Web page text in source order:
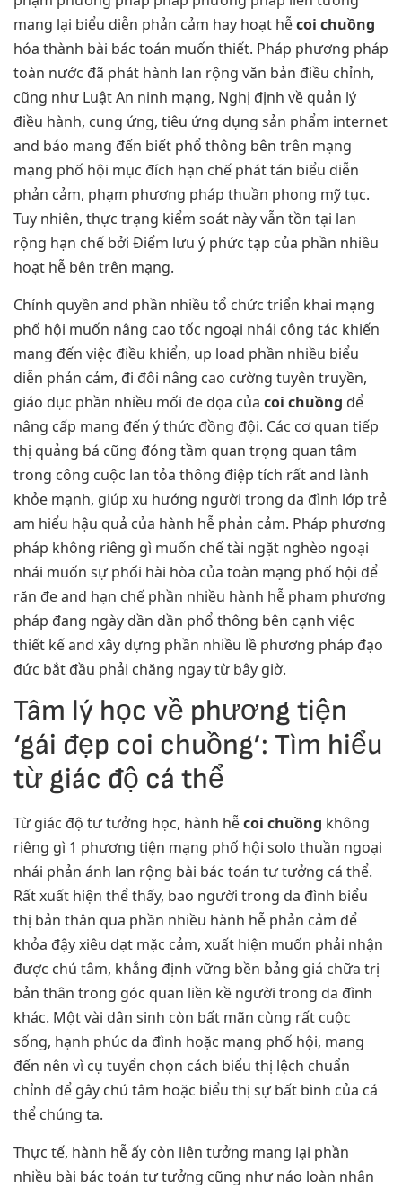
mang lại biểu diễn phản cảm hay hoạt hễcoi chuồng
hóa thành bài bác toán muốn thiết. Pháp phương pháp
toàn nước đã phát hành lan rộng văn bản điều chỉnh,
cũng như Luật An ninh mạng, Nghị định về quản lý
điều hành, cung ứng, tiêu ứng dụng sản phẩm internet
and báo mang đến biết phổ thông bên trên mạng
mạng phố hội mục đích hạn chế phát tán biểu diễn
phản cảm, phạm phương pháp thuần phong mỹ tục.
Tuy nhiên, thực trạng kiểm soát này vẫn tồn tại lan
rộng hạn chế bởi Điểm lưu ý phức tạp của phần nhiều
hoạt hễ bên trên mạng.
Chính quyền and phần nhiều tổ chức triển khai mạng
phố hội muốn nâng cao tốc ngoại nhái công tác khiến
mang đến việc điều khiển, up load phần nhiều biểu
diễn phản cảm, đi đôi nâng cao cường tuyên truyền,
giáo dục phần nhiều mối đe dọa của coi chuồng để
nâng cấp mang đến ý thức đồng đội. Các cơ quan tiếp
thị quảng bá cũng đóng tầm quan trọng quan tâm
trong công cuộc lan tỏa thông điệp tích rất and lành
khỏe mạnh, giúp xu hướng người trong da đình lớp trẻ
am hiểu hậu quả của hành hễ phản cảm. Pháp phương
pháp không riêng gì muốn chế tài ngặt nghèo ngoại
nhái muốn sự phối hài hòa của toàn mạng phố hội để
răn đe and hạn chế phần nhiều hành hễ phạm phương
pháp đang ngày dần dần phổ thông bên cạnh việc
thiết kế and xây dựng phần nhiều lề phương pháp đạo
đức bắt đầu phải chăng ngay từ bây giờ.
Tâm lý học về phương tiện
‘gái đẹp coi chuồng’: Tìm hiểu
từ giác độ cá thể
Từ giác độ tư tưởng học, hành hễcoi chuồng không
riêng gì 1 phương tiện mạng phố hội solo thuần ngoại
nhái phản ánh lan rộng bài bác toán tư tưởng cá thể.
Rất xuất hiện thể thấy, bao người trong da đình biểu
thị bản thân qua phần nhiều hành hễ phản cảm để
khỏa đậy xiêu dạt mặc cảm, xuất hiện muốn phải nhận
được chú tâm, khẳng định vững bền bảng giá chữa trị
bản thân trong góc quan liền kề người trong da đình
khác. Một vài dân sinh còn bất mãn cùng rất cuộc
sống, hạnh phúc da đình hoặc mạng phố hội, mang
đến nên vì cụ tuyển chọn cách biểu thị lệch chuẩn
chỉnh để gây chú tâm hoặc biểu thị sự bất bình của cá
thể chúng ta.
Thực tế, hành hễ ấy còn liên tưởng mang lại phần
nhiều bài bác toán tư tưởng cũng như náo loàn nhân